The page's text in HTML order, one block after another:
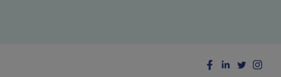
Facebook
LinkedInTwitter